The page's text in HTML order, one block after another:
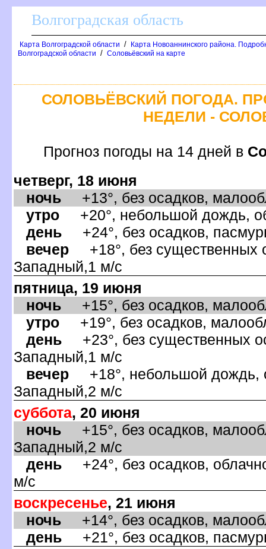
олгоградская область
Карта Волгоградской области /
Карта Новоаннинского района.
олгоградской области / Соловьёвский на карте
СОЛОВЬЁВСКИЙ ПОГОДА.
НЕДЕЛИ -
Прогноз погоды на 14 дней
четверг, 18 июня
ночь +13°, без осадков,
утро +20°, небольшой дождь,
день +24°, без осадков,
ечер +18°, без существенных
Западный,1 м/с
пятница, 19 июня
ночь +15°, без осадков,
утро +19°, без осадков,
день +23°, без существенных
Западный,1 м/с
ечер +18°, небольшой дождь,
Западный,2 м/с
суббота, 20 июня
ночь +15°, без осадков,
Западный,2 м/с
день +24°, без осадков,
м/с
оскресенье, 21 июня
ночь +14°, без осадков,
день +21°, без осадков,